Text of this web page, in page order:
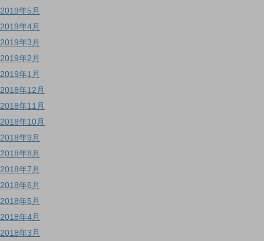
2019年5月
2019年4月
2019年3月
2019年2月
2019年1月
2018年12月
2018年11月
2018年10月
2018年9月
2018年8月
2018年7月
2018年6月
2018年5月
2018年4月
2018年3月